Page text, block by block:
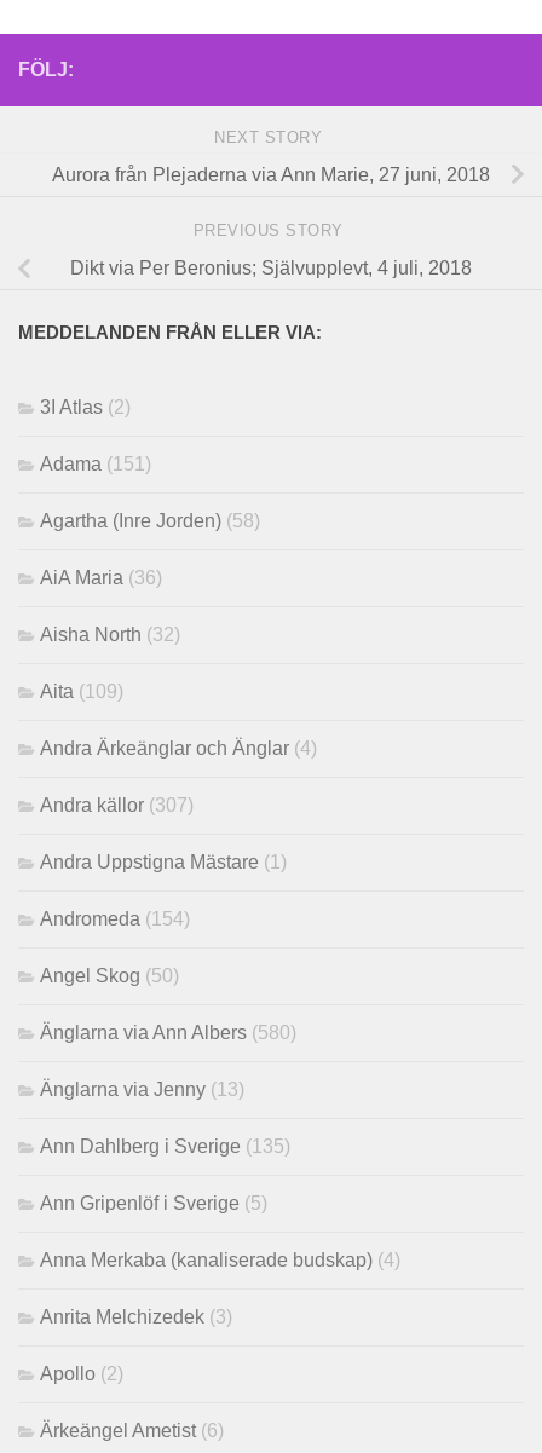
FÖLJ:
NEXT STORY
Aurora från Plejaderna via Ann Marie, 27 juni, 2018
PREVIOUS STORY
Dikt via Per Beronius; Självupplevt, 4 juli, 2018
MEDDELANDEN FRÅN ELLER VIA:
3I Atlas (2)
Adama (151)
Agartha (Inre Jorden) (58)
AiA Maria (36)
Aisha North (32)
Aita (109)
Andra Ärkeänglar och Änglar (4)
Andra källor (307)
Andra Uppstigna Mästare (1)
Andromeda (154)
Angel Skog (50)
Änglarna via Ann Albers (580)
Änglarna via Jenny (13)
Ann Dahlberg i Sverige (135)
Ann Gripenlöf i Sverige (5)
Anna Merkaba (kanaliserade budskap) (4)
Anrita Melchizedek (3)
Apollo (2)
Ärkeängel Ametist (6)